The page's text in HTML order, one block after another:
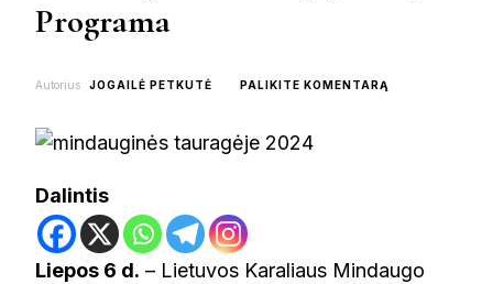
Programa
Autorius JOGAILĖ PETKUTĖ PALIKITE KOMENTARĄ
Dalintis
Liepos 6 d. – Lietuvos Karaliaus Mindaugo